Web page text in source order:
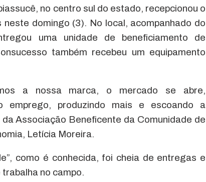
no centro sul do estado, recepcionou o
domingo (3). No local, acompanhado do
uma unidade de beneficiamento de
também recebeu um equipamento
a nossa marca, o mercado se abre,
emprego, produzindo mais e escoando a
Associação Beneficente da Comunidade de
Letícia Moreira.
como é conhecida, foi cheia de entregas e
no campo.